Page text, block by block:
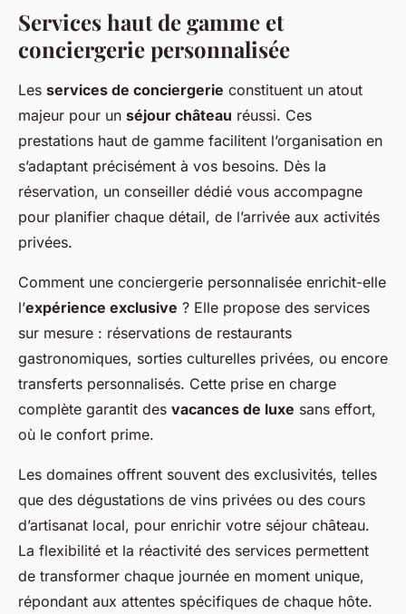
Services haut de gamme et
conciergerie personnalisée
Les services de conciergerie constituent un atout
majeur pour un séjour château réussi. Ces
prestations haut de gamme facilitent l’organisation en
s’adaptant précisément à vos besoins. Dès la
réservation, un conseiller dédié vous accompagne
pour planifier chaque détail, de l’arrivée aux activités
privées.
Comment une conciergerie personnalisée enrichit-elle
l’expérience exclusive ? Elle propose des services
sur mesure : réservations de restaurants
gastronomiques, sorties culturelles privées, ou encore
transferts personnalisés. Cette prise en charge
complète garantit des vacances de luxe sans effort,
où le confort prime.
Les domaines offrent souvent des exclusivités, telles
que des dégustations de vins privées ou des cours
d’artisanat local, pour enrichir votre séjour château.
La flexibilité et la réactivité des services permettent
de transformer chaque journée en moment unique,
répondant aux attentes spécifiques de chaque hôte.